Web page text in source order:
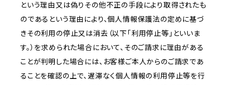
という理由又は偽りその他不正の手段により取得されたも
のであるという理由により、個人情報保護法の定めに基づ
きその利用の停止又は消去（以下「利用停止等」といいま
す。）を求められた場合において、そのご請求に理由がある
ことが判明した場合には、お客様ご本人からのご請求であ
ることを確認の上で、遅滞なく個人情報の利用停止等を行